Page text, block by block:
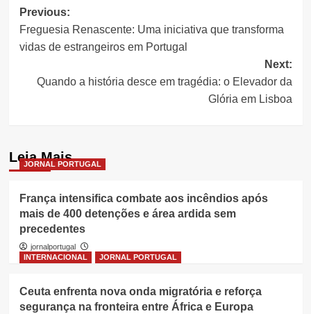
Post
navigation
Previous:
Freguesia Renascente: Uma iniciativa que transforma
vidas de estrangeiros em Portugal
Next:
Quando a história desce em tragédia: o Elevador da
Glória em Lisboa
Leia Mais
JORNAL PORTUGAL
França intensifica combate aos incêndios após
mais de 400 detenções e área ardida sem
precedentes
jornalportugal
INTERNACIONAL
JORNAL PORTUGAL
Ceuta enfrenta nova onda migratória e reforça
segurança na fronteira entre África e Europa